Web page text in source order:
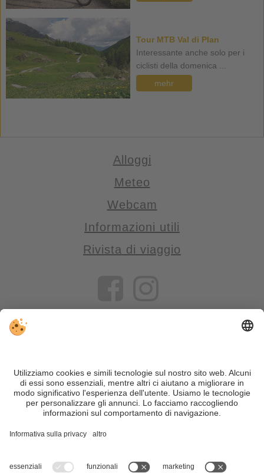
Tour MTB Val di Plan
Interessante anche solo per i
ciclisti della domenica ...
mehr
Alloggi
Meteo
Webcam
Informazioni utili
Rivista di viaggio
VIVOSüdtirol è il portale di viaggio per chi desidera vivere il
Trentino Alto Adige davvero – con consigli autentici, alloggi e
offerte su misura.
Nonostante il lavoro accurato e il costante aggiornamento dei
motivi di sicurezza, si prega di verificare chiedendo